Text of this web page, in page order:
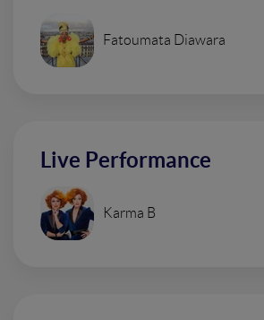
Fatoumata Diawara
Live Performance
Karma B